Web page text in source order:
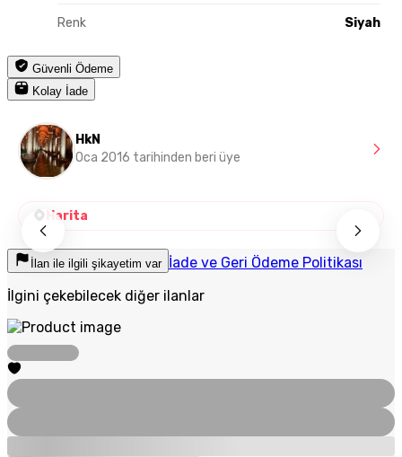
Renk Siyah
Güvenli Ödeme
Kolay İade
HkN
Oca 2016 tarihinden beri üye
Harita
İlan ile ilgili şikayetim var İade ve Geri Ödeme Politikası
İlgini çekebilecek diğer ilanlar